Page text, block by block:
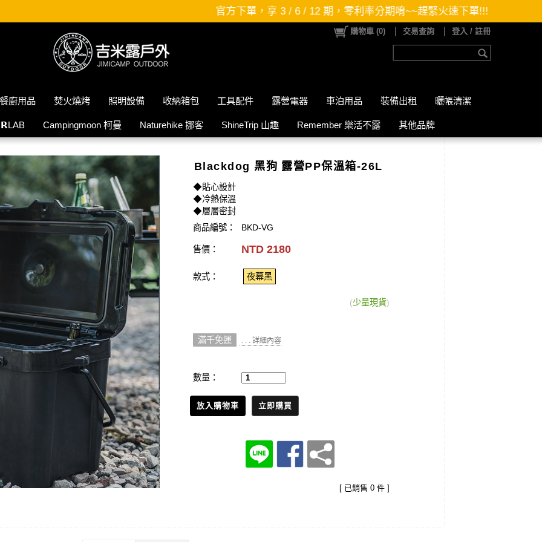
官方下單，享 3 / 6 / 12 期，零利率分期唷~~趕緊火速下單!!!
餐廚用品 焚火燒烤 照明設備 收納箱包 工具配件 露營電器 車泊用品 裝備出租 曬帳清潔
Campingmoon 柯曼 Naturehike 挪客 ShineTrip 山趣 Remember 樂活不露 其他品牌
購物車 (0) 交易查詢 登入 / 註冊
Blackdog 黑狗 露營PP保溫箱-26L
◆貼心設計
◆冷熱保溫
◆層層密封
商品編號： BKD-VG
售價： NTD 2180
款式： 夜幕黑
(少量現貨)
滿千免運 . . . 詳細內容
數量：
放入購物車 立即購買
[ 已銷售 0 件 ]